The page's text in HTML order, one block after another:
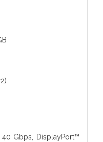
Gbps, DisplayPort™